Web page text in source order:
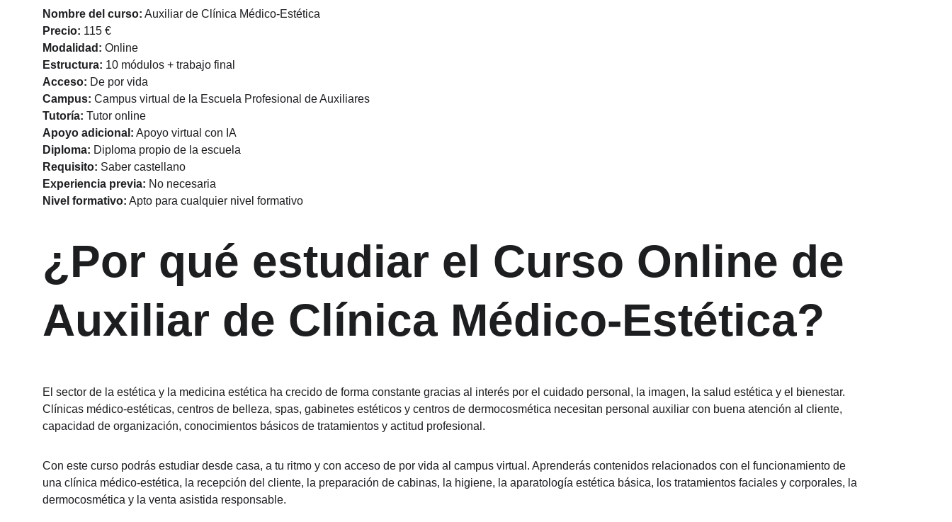
Nombre del curso: Auxiliar de Clínica Médico-Estética
Precio: 115 €
Modalidad: Online
Estructura: 10 módulos + trabajo final
Acceso: De por vida
Campus: Campus virtual de la Escuela Profesional de Auxiliares
Tutoría: Tutor online
Apoyo adicional: Apoyo virtual con IA
Diploma: Diploma propio de la escuela
Requisito: Saber castellano
Experiencia previa: No necesaria
Nivel formativo: Apto para cualquier nivel formativo
¿Por qué estudiar el Curso Online de
Auxiliar de Clínica Médico-Estética?
El sector de la estética y la medicina estética ha crecido de forma constante gracias al interés por el cuidado personal, la imagen, la salud estética y el bienestar.
Clínicas médico-estéticas, centros de belleza, spas, gabinetes estéticos y centros de dermocosmética necesitan personal auxiliar con buena atención al cliente,
capacidad de organización, conocimientos básicos de tratamientos y actitud profesional.
Con este curso podrás estudiar desde casa, a tu ritmo y con acceso de por vida al campus virtual. Aprenderás contenidos relacionados con el funcionamiento de
una clínica médico-estética, la recepción del cliente, la preparación de cabinas, la higiene, la aparatología estética básica, los tratamientos faciales y corporales, la
dermocosmética y la venta asistida responsable.